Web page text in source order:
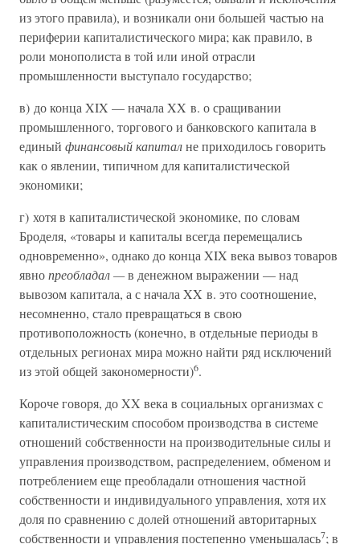
из этого правила), и возникали они большей частью на
периферии капиталистического мира; как правило, в
роли монополиста в той или иной отрасли
промышленности выступало государство;
в) до конца XIX — начала XX в. о сращивании
промышленного, торгового и банковского капитала в
единый финансовый капиталне приходилось говорить
как о явлении, типичном для капиталистической
экономики;
г) хотя в капиталистической экономике, по словам
Броделя, «товары и капиталы всегда перемещались
одновременно», однако до конца XIX века вывоз товаров
явнопреобладал —в денежном выражении — над
вывозом капитала, а с начала XX в. это соотношение,
несомненно, стало превращаться в свою
противоположность (конечно, в отдельные периоды в
отдельных регионах мира можно найти ряд исключений
из этой общей закономерности)6.
Короче говоря, до XX века в социальных организмах с
капиталистическим способом производства в системе
отношений собственности на производительные силы и
управления производством, распределением, обменом и
потреблением еще преобладали отношения частной
собственности и индивидуального управления, хотя их
доля по сравнению с долей отношений авторитарных
собственности и управления постепенно уменьшалась7; в